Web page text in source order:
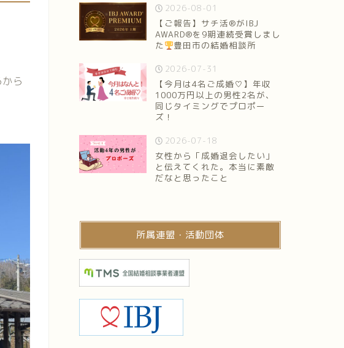
ら
2026-08-01
【ご報告】サチ活®がIBJ
AWARD®を9期連続受賞しまし
た
豊田市の結婚相談所
2026-07-31
【今月は4名ご成婚♡】年収
1000万円以上の男性2名が、
同じタイミングでプロポー
ズ！
2026-07-18
女性から「成婚退会したい」
と伝えてくれた。本当に素敵
だなと思ったこと
所属連盟・活動団体